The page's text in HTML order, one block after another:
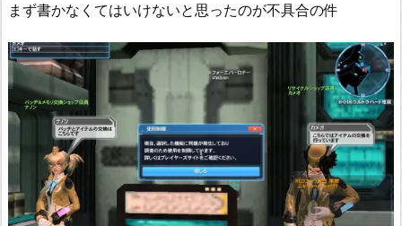
まず書かなくてはいけないと思ったのが不具合の件